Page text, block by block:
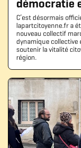
(format .svg)
démocratie
C’est désormais
lapartcitoyenne.fr a
nouveau collectif
dynamique collective
soutenir la vitalité
région.